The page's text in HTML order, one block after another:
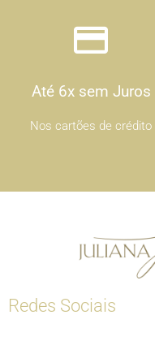
Até 6x sem Juros
Nos cartões de crédito
Redes Sociais